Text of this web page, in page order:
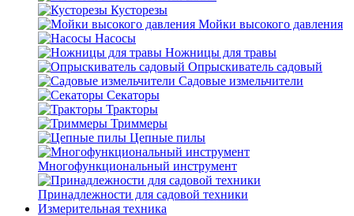
Кусторезы
Мойки высокого давления
Насосы
Ножницы для травы
Опрыскиватель садовый
Садовые измельчители
Секаторы
Тракторы
Триммеры
Цепные пилы
Многофункциональный инструмент
Принадлежности для садовой техники
Измерительная техника